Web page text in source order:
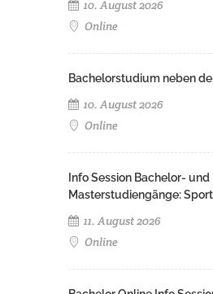
10. August 2026
Online
Bachelorstudium neben
10. August 2026
Online
Info Session Bachelor- und
Masterstudiengänge:
11. August 2026
Online